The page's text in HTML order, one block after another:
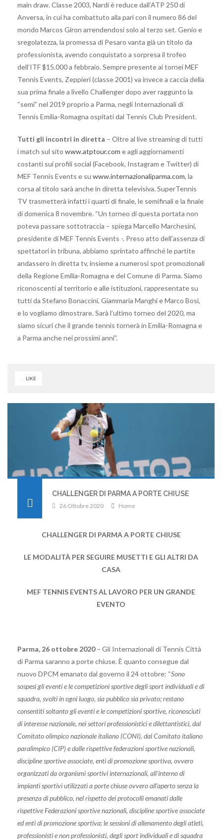
main draw. Classe 2003, Nardi è reduce dall’ATP 250 di
Anversa, in cui ha combattuto alla pari con il numero 86 del
mondo Marcos Giron arrendendosi solo al terzo set. Genio e
sregolatezza, la promessa di Pesaro vanta già un titolo da
professionista, avendo conquistato a sorpresa il trofeo
dell’ITF $15.000 a febbraio. Sempre presente ai tornei MEF
Tennis Events, Zeppieri (classe 2001) va invece a caccia della
sua prima finale a livello Challenger dopo aver raggunto la
“semi” nel 2019 proprio a Parma, negli Internazionali di
Tennis Emilia-Romagna ospitati dal Tennis Club President.
Tutti gli incontri in diretta – Oltre al live streaming di tutti
i match sul sito www.atptour.com e agli aggiornamenti
costanti sui profili social (Facebook, Instagram e Twitter) di
MEF Tennis Events e su www.internazionaliparma.com, la
corsa al titolo sarà anche in diretta televisiva. SuperTennis
TV trasmetterà infatti i quarti di finale, le semifinali e la finale
di domenica 8 novembre. “Un torneo di questa portata non
poteva passare sottotraccia – spiega Marcello Marchesini,
presidente di MEF Tennis Events -. Preso atto dell’assenza di
spettatori in tribuna, abbiamo sprintato affinché le partite
andassero in diretta tv, insieme a numerosi spot promozionali
della Regione Emilia-Romagna e del Comune di Parma. Siamo
riconoscenti al territorio e alle istituzioni, rappresentate su
tutti da Stefano Bonaccini, Giammaria Manghi e Marco Bosi,
e lo vogliamo dimostrare. Sarà l’ultimo torneo del 2020, ma
siamo sicuri che il grande tennis tornerà in Emilia-Romagna e
a Parma anche nei prossimi anni”.
LIKE
CHALLENGER DI PARMA A PORTE CHIUSE
26 Ottobre 2020 Home
CHALLENGER DI PARMA A PORTE CHIUSE
LE MODALITÀ PER SEGUIRE MUSETTI E GLI ALTRI DA
CASA
MEF TENNIS EVENTS AL LAVORO PER UN GRANDE
EVENTO
Parma, 26 ottobre 2020– Gli Internazionali di Tennis Città
di Parma saranno a porte chiuse. È quanto consegue dal
nuovo DPCM emanato dal governo il 24 ottobre: “Sono
sospesi gli eventi e le competizioni sportive degli sport individuali e di
squadra, svolti in ogni luogo, sia pubblico sia privato; restano
consentiti soltanto gli eventi e le competizioni sportive, riconosciuti
di interesse nazionale, nei settori professionistici e dilettantistici, dal
Comitato olimpico nazionale italiano (CONI), dal Comitato italiano
paralimpico (CIP) e dalle rispettive federazioni sportive nazionali,
discipline sportive associate, enti di promozione sportiva, ovvero
organizzati da organismi sportivi internazionali, all’interno di
impianti sportivi utilizzati a porte chiuse ovvero all’aperto senza la
presenza di pubblico, nel rispetto dei protocolli emanati dalle
rispettive Federazioni sportive nazionali, discipline sportive associate
ed enti di promozione sportiva; le sessioni di allenamento degli atleti,
professionisti e non professionisti, degli sport individuali e di squadra